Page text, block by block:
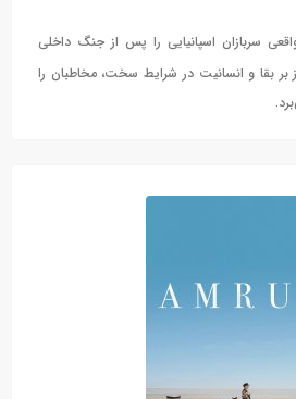
سربازان اسپانیایی را پس از جنگ داخلی
بر بقا و انسانیت در شرایط سخت، مخاطبان را